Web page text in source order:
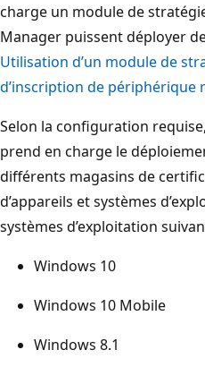
charge un module de
Manager puissent déployer
Utilisation d’un module de
d’inscription de périphérique
Selon la configuration
prend en charge le
différents magasins de
d’appareils et systèmes
systèmes d’exploitation
Windows 10
Windows 10 Mobile
Windows 8.1